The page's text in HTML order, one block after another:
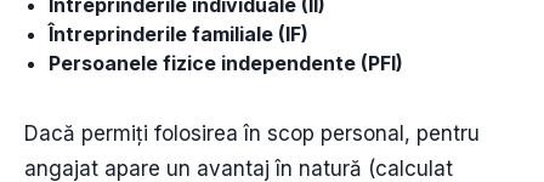
Întreprinderile familiale (IF)
Persoanele fizice independente (PFI)
Dacă permiți folosirea în scop personal, pentru
angajat apare un avantaj în natură (calculat